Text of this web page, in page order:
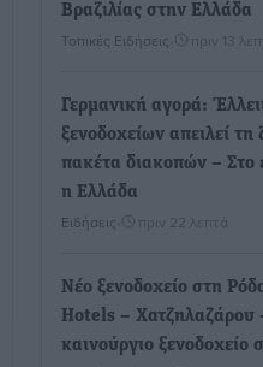
Βραζιλίας στην Ελλάδα
Τοπικές Ειδήσεις πριν 13
Γερμανική αγορά:
ξενοδοχείων απειλεί τη
πακέτα διακοπών – Στο
η Ελλάδα
Ειδήσεις πριν 22 λεπτά
Νέο ξενοδοχείο στη
Hotels – Χατζηλαζάρου
καινούργιο ξενοδοχείο